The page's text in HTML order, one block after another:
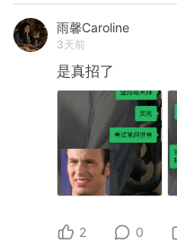
雨馨Caroline
3天前
是真招了
2 0